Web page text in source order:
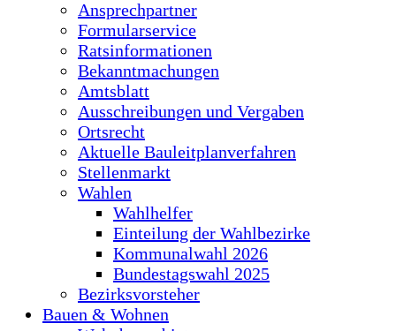
Ansprechpartner
Formularservice
Ratsinformationen
Bekanntmachungen
Amtsblatt
Ausschreibungen und Vergaben
Ortsrecht
Aktuelle Bauleitplanverfahren
Stellenmarkt
Wahlen
Wahlhelfer
Einteilung der Wahlbezirke
Kommunalwahl 2026
Bundestagswahl 2025
Bezirksvorsteher
Bauen & Wohnen